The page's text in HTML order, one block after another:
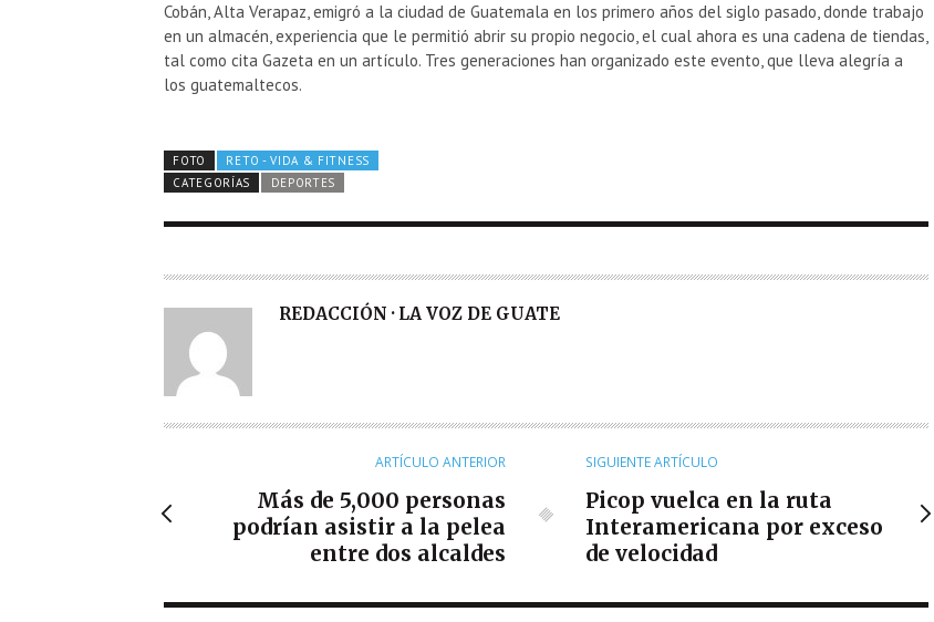
Cobán, Alta Verapaz, emigró a la ciudad de Guatemala en los primero años del siglo pasado, donde trabajo
en un almacén, experiencia que le permitió abrir su propio negocio, el cual ahora es una cadena de tiendas,
tal como cita Gazeta en un artículo. Tres generaciones han organizado este evento, que lleva alegría a
los guatemaltecos.
FOTO
RETO - VIDA & FITNESS
CATEGORÍAS
DEPORTES
A
R
REDACCIÓN · LA VOZ DE GUATE
ARTÍCULO ANTERIOR
Más de 5,000 personas
podrían asistir a la pelea
entre dos alcaldes
SIGUIENTE ARTÍCULO
Picop vuelca en la ruta
Interamericana por exceso
de velocidad